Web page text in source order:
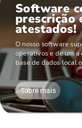
Software
prescrição
atestados!
O nosso software
operativos e de um a
base de dados local
Sabre mais